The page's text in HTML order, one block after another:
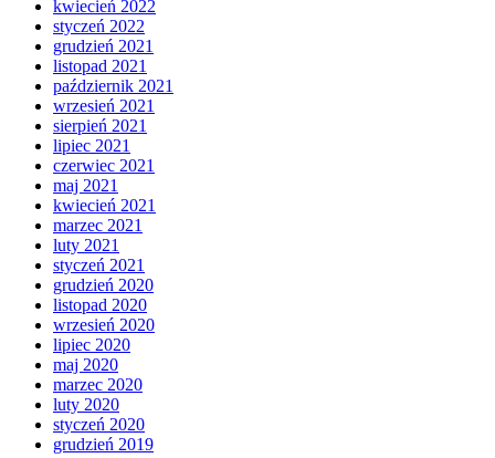
kwiecień 2022
styczeń 2022
grudzień 2021
listopad 2021
październik 2021
wrzesień 2021
sierpień 2021
lipiec 2021
czerwiec 2021
maj 2021
kwiecień 2021
marzec 2021
luty 2021
styczeń 2021
grudzień 2020
listopad 2020
wrzesień 2020
lipiec 2020
maj 2020
marzec 2020
luty 2020
styczeń 2020
grudzień 2019